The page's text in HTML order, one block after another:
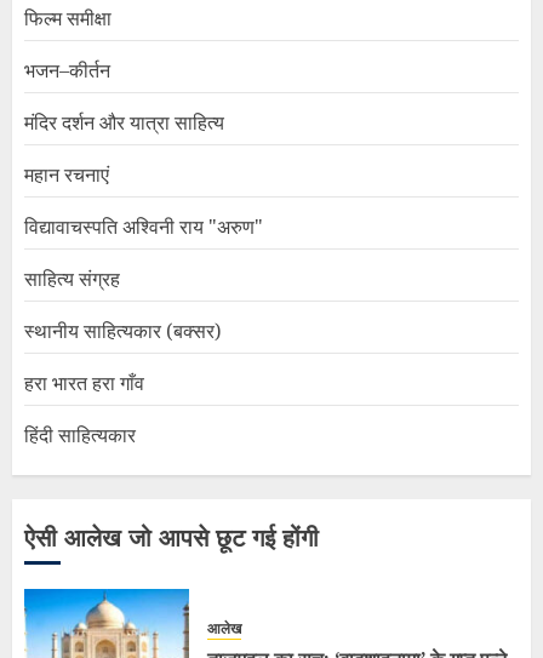
फिल्म समीक्षा
भजन–कीर्तन
मंदिर दर्शन और यात्रा साहित्य
महान रचनाएं
विद्यावाचस्पति अश्विनी राय "अरुण"
साहित्य संग्रह
स्थानीय साहित्यकार (बक्सर)
हरा भारत हरा गाँव
हिंदी साहित्यकार
ऐसी आलेख जो आपसे छूट गई होंगी
आलेख